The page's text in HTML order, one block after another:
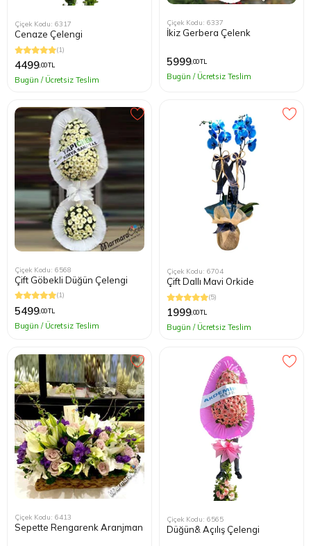
Çiçek Kodu: 6317
Cenaze Çelengi
(1)
4499,00 TL
Bugün / Ücretsiz Teslim
Çiçek Kodu: 6337
İkiz Gerbera Çelenk
5999,00 TL
Bugün / Ücretsiz Teslim
Çiçek Kodu: 6568
Çift Göbekli Düğün Çelengi
(1)
5499,00 TL
Bugün / Ücretsiz Teslim
Çiçek Kodu: 6704
Çift Dallı Mavi Orkide
(5)
1999,00 TL
Bugün / Ücretsiz Teslim
Çiçek Kodu: 6413
Sepette Rengarenk Aranjman
Çiçek Kodu: 6565
Düğün& Açılış Çelengi